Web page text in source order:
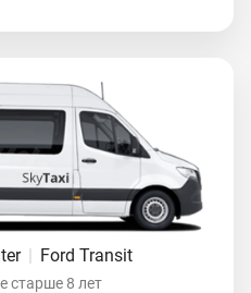
| Ford Transit
старше 8 лет